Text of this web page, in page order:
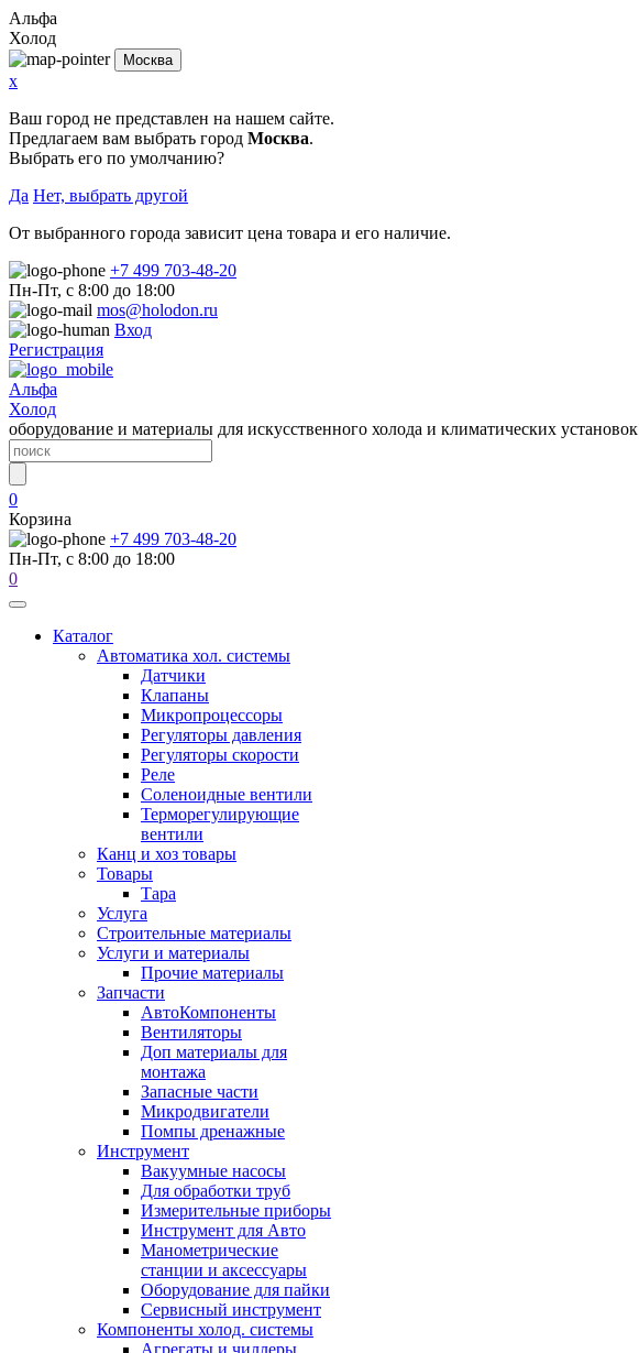
Альфа
Холод
Москва
x
Ваш город не представлен на нашем сайте.
Предлагаем вам выбрать город Москва.
Выбрать его по умолчанию?
Да Нет, выбрать другой
От выбранного города зависит цена товара и его наличие.
+7 499 703-48-20
Пн-Пт, с 8:00 до 18:00
mos@holodon.ru
Вход
Регистрация
Альфа
Холод
оборудование и материалы для искусственного холода и климатических установок
0
Корзина
+7 499 703-48-20
Пн-Пт, с 8:00 до 18:00
0
Каталог
Автоматика хол. системы
Датчики
Клапаны
Микропроцессоры
Регуляторы давления
Регуляторы скорости
Реле
Соленоидные вентили
Терморегулирующие
вентили
Канц и хоз товары
Товары
Тара
Услуга
Строительные материалы
Услуги и материалы
Прочие материалы
Запчасти
АвтоКомпоненты
Вентиляторы
Доп материалы для
монтажа
Запасные части
Микродвигатели
Помпы дренажные
Инструмент
Вакуумные насосы
Для обработки труб
Измерительные приборы
Инструмент для Авто
Манометрические
станции и аксессуары
Оборудование для пайки
Сервисный инструмент
Компоненты холод. системы
Агрегаты и чиллеры